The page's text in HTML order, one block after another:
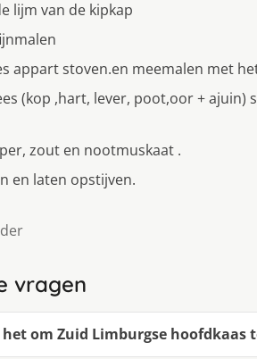
lijm van de kipkap
appart stoven.en meemalen met
(kop ,hart, lever, poot,oor +
zout en nootmuskaat .
en laten opstijven.
vragen
om Zuid Limburgse hoofdkaas